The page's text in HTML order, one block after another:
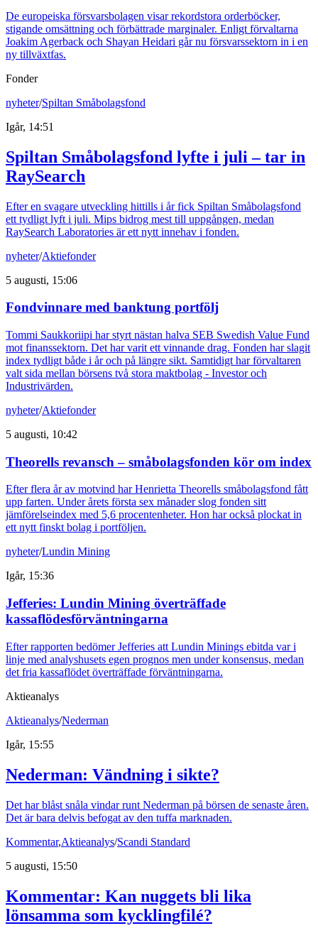
De europeiska försvarsbolagen visar rekordstora orderböcker,
stigande omsättning och förbättrade marginaler. Enligt förvaltarna
Joakim Agerback och Shayan Heidari går nu försvarssektorn in i en
ny tillväxtfas.
Fonder
nyheter/Spiltan Småbolagsfond
Igår, 14:51
Spiltan Småbolagsfond lyfte i juli – tar in
RaySearch
Efter en svagare utveckling hittills i år fick Spiltan Småbolagsfond
ett tydligt lyft i juli. Mips bidrog mest till uppgången, medan
RaySearch Laboratories är ett nytt innehav i fonden.
nyheter/Aktiefonder
5 augusti, 15:06
Fondvinnare med banktung portfölj
Tommi Saukkoriipi har styrt nästan halva SEB Swedish Value Fund
mot finanssektorn. Det har varit ett vinnande drag. Fonden har slagit
index tydligt både i år och på längre sikt. Samtidigt har förvaltaren
valt sida mellan börsens två stora maktbolag - Investor och
Industrivärden.
nyheter/Aktiefonder
5 augusti, 10:42
Theorells revansch – småbolagsfonden kör om index
Efter flera år av motvind har Henrietta Theorells småbolagsfond fått
upp farten. Under årets första sex månader slog fonden sitt
jämförelseindex med 5,6 procentenheter. Hon har också plockat in
ett nytt finskt bolag i portföljen.
nyheter/Lundin Mining
Igår, 15:36
Jefferies: Lundin Mining överträffade
kassaflödesförväntningarna
Efter rapporten bedömer Jefferies att Lundin Minings ebitda var i
linje med analyshusets egen prognos men under konsensus, medan
det fria kassaflödet överträffade förväntningarna.
Aktieanalys
Aktieanalys/Nederman
Igår, 15:55
Nederman: Vändning i sikte?
Det har blåst snåla vindar runt Nederman på börsen de senaste åren.
Det är bara delvis befogat av den tuffa marknaden.
Kommentar,Aktieanalys/Scandi Standard
5 augusti, 15:50
Kommentar: Kan nuggets bli lika
lönsamma som kycklingfilé?